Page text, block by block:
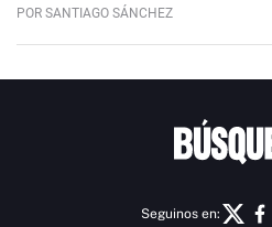
POR SANTIAGO SÁNCHEZ
Seguinos en: